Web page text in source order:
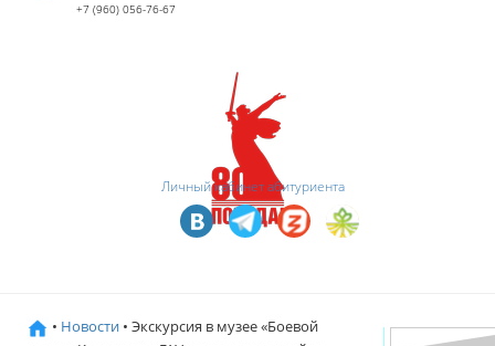
+7 (960) 056-76-67
Личный кабинет абитуриента
• Новости • Экскурсия в музее «Боевой